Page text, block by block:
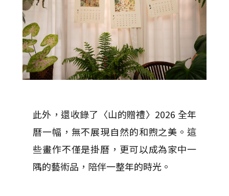
此外，還收錄了〈山的贈禮〉2026 全年
曆一幅，無不展現自然的和煦之美。這
些畫作不僅是掛曆，更可以成為家中一
隅的藝術品，陪伴一整年的時光。